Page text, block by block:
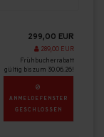
299,00 EUR
289,00 EUR
Frühbucherrabatt
gültig bis zum 30.06.26!
ANMELDEFENSTER
GESCHLOSSEN